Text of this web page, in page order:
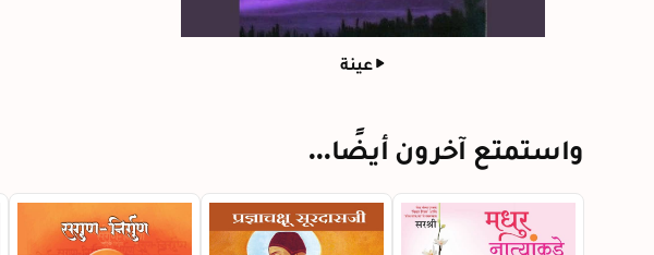
عينة
واستمتع آخرون أيضًا...